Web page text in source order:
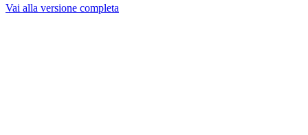
Vai alla versione completa